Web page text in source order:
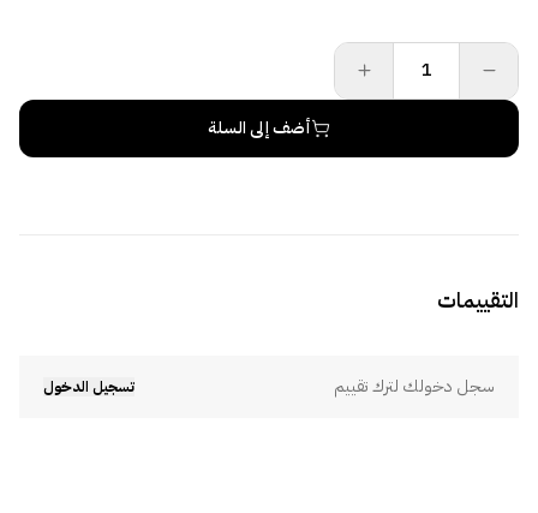
أضف إلى السلة
التقييمات
سجل دخولك لترك تقييم تسجيل الدخول